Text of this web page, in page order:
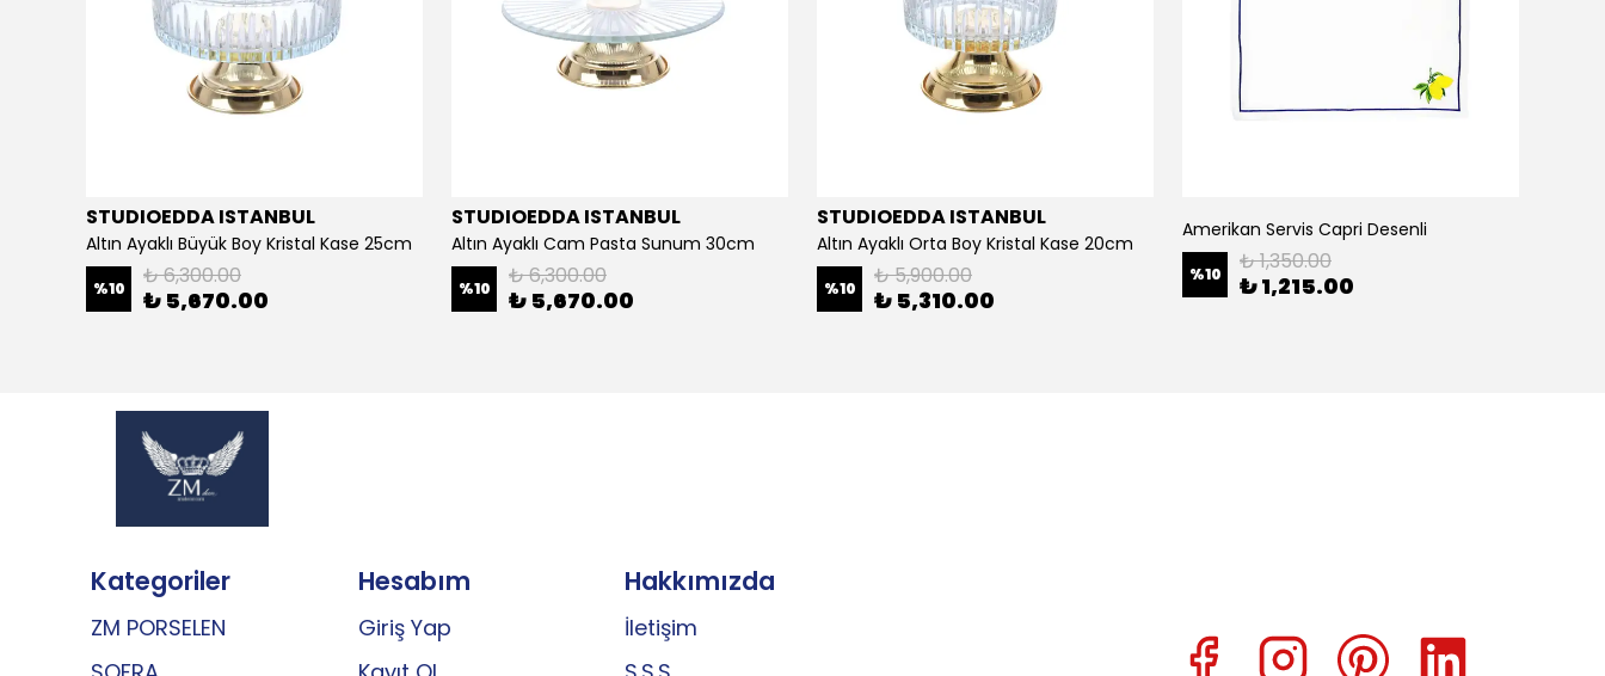
STUDIOEDDA ISTANBUL
Altın Ayaklı Büyük Boy Kristal Kase 25cm
%10 ₺ 6,300.00
₺ 5,670.00
STUDIOEDDA ISTANBUL
Altın Ayaklı Cam Pasta Sunum 30cm
%10 ₺ 6,300.00
₺ 5,670.00
STUDIOEDDA ISTANBUL
Altın Ayaklı Orta Boy Kristal Kase 20cm
%10 ₺ 5,900.00
₺ 5,310.00
Amerikan Servis Capri Desenli
%10 ₺ 1,350.00
₺ 1,215.00
Kategoriler
ZM PORSELEN
Hesabım
Giriş Yap
Hakkımızda
İletişim